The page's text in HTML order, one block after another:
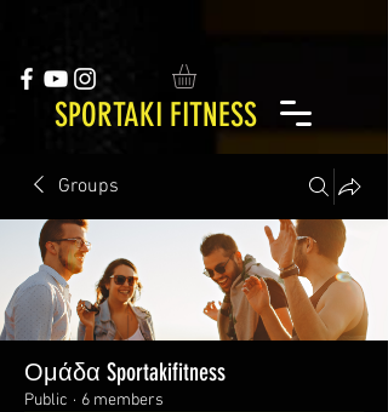
SPORTAKI FITNESS
Groups
Ομάδα Sportakifitness
Public · 6 members